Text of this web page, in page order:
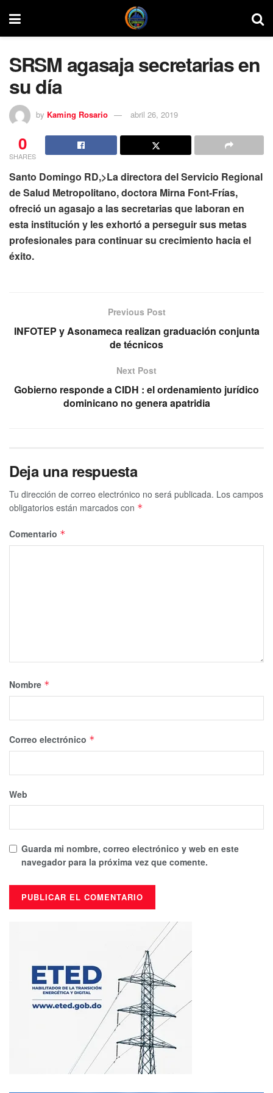
SRSM agasaja secretarias en
su día
by Kaming Rosario abril 26, 2019
0
SHARES
Santo Domingo RD,>La directora del Servicio Regional
de Salud Metropolitano, doctora Mirna Font-Frías,
ofreció un agasajo a las secretarias que laboran en
esta institución y les exhortó a perseguir sus metas
profesionales para continuar su crecimiento hacia el
éxito.
Previous Post
INFOTEP y Asonameca realizan graduación conjunta
de técnicos
Next Post
Gobierno responde a CIDH : el ordenamiento jurídico
dominicano no genera apatridia
Deja una respuesta
Tu dirección de correo electrónico no será publicada. Los campos
obligatorios están marcados con *
Comentario *
Nombre *
Correo electrónico *
Web
Guarda mi nombre, correo electrónico y web en este
navegador para la próxima vez que comente.